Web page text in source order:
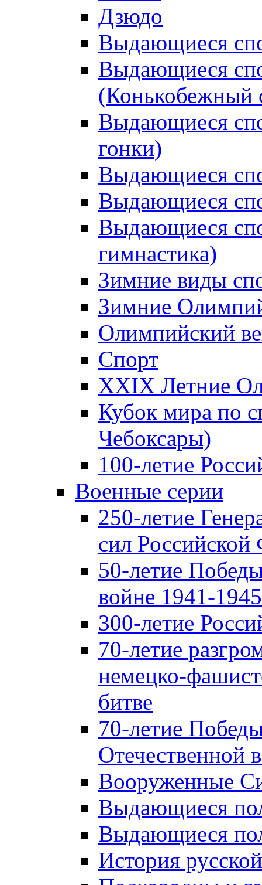
Дзюдо
Выдающиеся
Выдающиеся
(Конькобежный
Выдающиеся
гонки)
Выдающиеся
Выдающиеся
Выдающиеся
гимнастика)
Зимние виды
Зимние
Олимпийский
Спорт
XXIX Летние
Кубок мира по
Чебоксары)
100-летие
Военные серии
250-летие
сил Российской
50-летие
войне 1941-1945
300-летие
70-летие
немецко-
битве
70-летие
Отечественной
Вооруженные
Выдающиеся
Выдающиеся
История